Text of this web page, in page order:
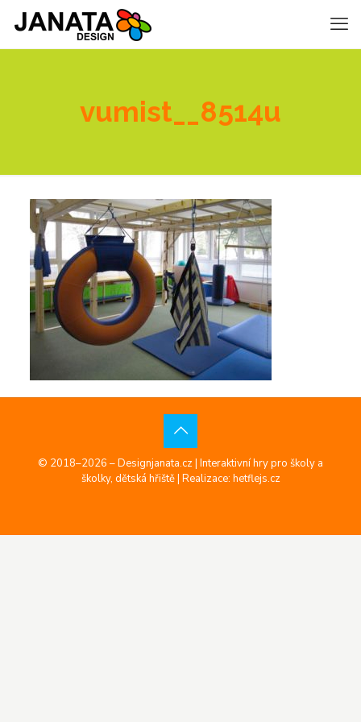
vumist__8514u
© 2018–2026 – Designjanata.cz | Interaktivní hry pro školy a
školky, dětská hřiště | Realizace: hetflejs.cz